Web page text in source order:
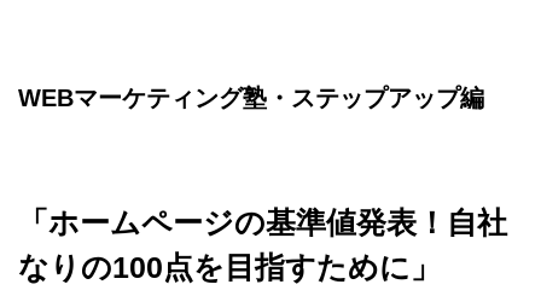
WEBマーケティング塾・ステップアップ編
「ホームページの基準値発表！自社
なりの100点を目指すために」